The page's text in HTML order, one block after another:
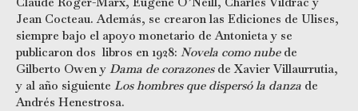
Jean Cocteau. Además, se crearon las Ediciones de Ulises,
siempre bajo el apoyo monetario de Antonieta y se
publicaron dos libros en 1928: Novela como nube de
Gilberto Owen y Dama de corazones de Xavier Villaurrutia,
y al año siguiente Los hombres que dispersó la danza de
Andrés Henestrosa.